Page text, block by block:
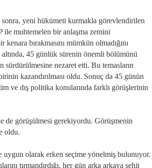
yeni hükümeti kurmakla görevlendirilen
muhtemelen bir anlaşma zemini
bırakmasını mümkün olmadığını
45 günlük sürenin önemli bölümünü
sürdürülmesine nezaret etti. Bu temasların
kazandırılması oldu. Sonuç da 45 günün
ve dış politika konularında farklı görüşlerinin
de görüşülmesi gerekiyordu. Görüşmenin
oldu.
uygun olarak erken seçime yönelmiş bulunuyor.
tırmandırdığı, her gün arka arkaya şehit